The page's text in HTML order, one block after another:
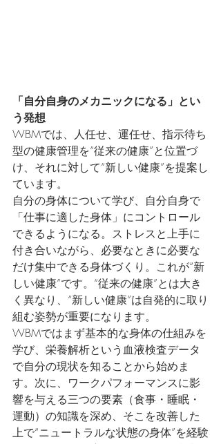
「自分自身のメカニックになる」とい
う発想
WBMでは、人任せ、運任せ、指示待ち
型の健康管理を“従来の健康”と位置づ
け、それに対して“新しい健康”を提案し
ています。
自分の身体について学び、自分自身で
「仕事に適した身体」にコントロール
できるようになる。ストレスと上手に
付き合いながら、必要なときに必要な
だけ集中できる身体づくり。これが“新
しい健康”です。“従来の健康”とは大き
く異なり、“新しい健康”は自発的に取り
組む姿勢が重要になります。
WBMではまず基本的な身体の仕組みを
学び、栄養解析という血液検査データ
で自分の現状を知ることから始めま
す。次に、ワークパフォーマンスに影
響を与える三つの要素（食事・睡眠・
運動）の知識を深め、そこを改善した
上で“ニュートラルな状態の身体”を経験